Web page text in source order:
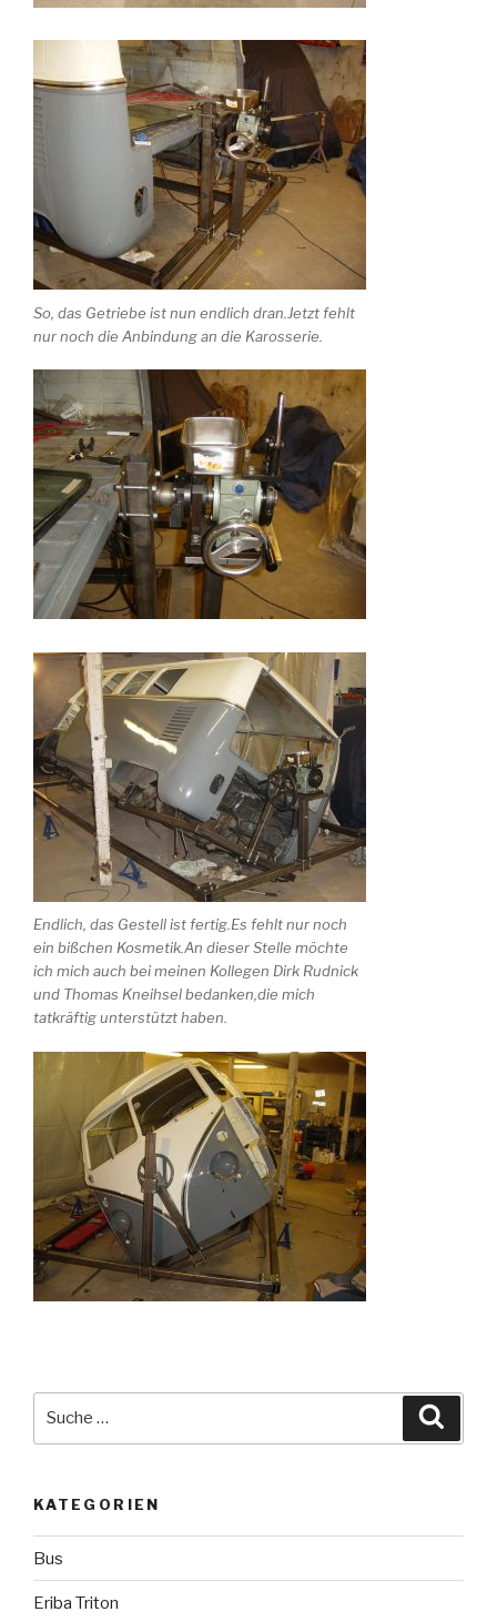
So, das Getriebe ist nun endlich dran.Jetzt fehlt
nur noch die Anbindung an die Karosserie.
Endlich, das Gestell ist fertig.Es fehlt nur noch
ein bißchen Kosmetik.An dieser Stelle möchte
ich mich auch bei meinen Kollegen Dirk Rudnick
und Thomas Kneihsel bedanken,die mich
tatkräftig unterstützt haben.
KATEGORIEN
Bus
Eriba Triton